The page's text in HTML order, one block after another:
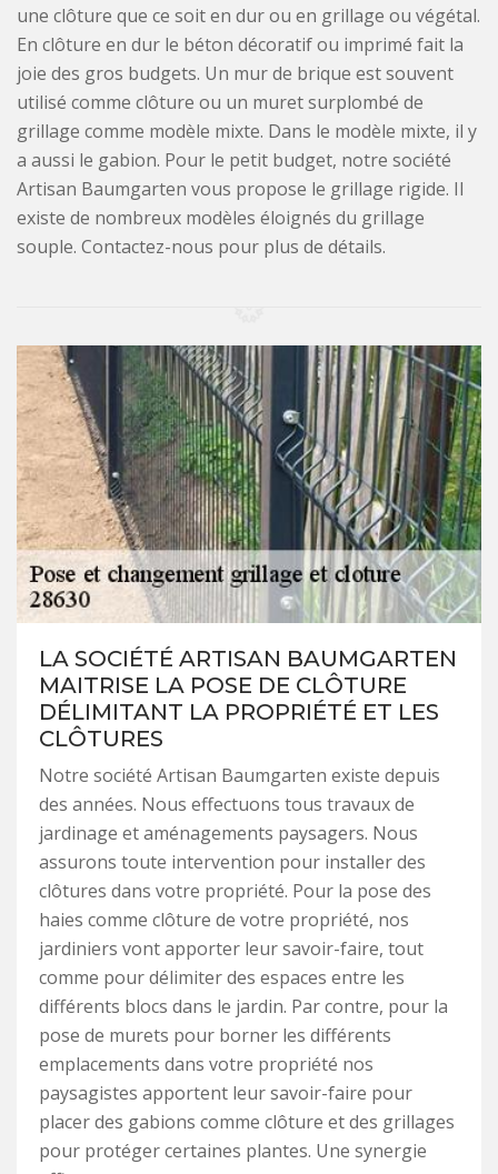
une clôture que ce soit en dur ou en grillage ou végétal.
En clôture en dur le béton décoratif ou imprimé fait la
joie des gros budgets. Un mur de brique est souvent
utilisé comme clôture ou un muret surplombé de
grillage comme modèle mixte. Dans le modèle mixte, il y
a aussi le gabion. Pour le petit budget, notre société
Artisan Baumgarten vous propose le grillage rigide. Il
existe de nombreux modèles éloignés du grillage
souple. Contactez-nous pour plus de détails.
LA SOCIÉTÉ ARTISAN BAUMGARTEN
MAITRISE LA POSE DE CLÔTURE
DÉLIMITANT LA PROPRIÉTÉ ET LES
CLÔTURES
Notre société Artisan Baumgarten existe depuis
des années. Nous effectuons tous travaux de
jardinage et aménagements paysagers. Nous
assurons toute intervention pour installer des
clôtures dans votre propriété. Pour la pose des
haies comme clôture de votre propriété, nos
jardiniers vont apporter leur savoir-faire, tout
comme pour délimiter des espaces entre les
différents blocs dans le jardin. Par contre, pour la
pose de murets pour borner les différents
emplacements dans votre propriété nos
paysagistes apportent leur savoir-faire pour
placer des gabions comme clôture et des grillages
pour protéger certaines plantes. Une synergie